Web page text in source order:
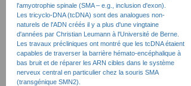
l'amyotrophie spinale (SMA – e.g., inclusion d'exon).
Les tricyclo-DNA (tcDNA) sont des analogues non-
naturels de l'ADN créés il y a plus d'une vingtaine
d'années par Christian Leumann à l'Université de Berne.
Les travaux précliniques ont montré que les tcDNA étaient
capables de traverser la barrière hémato-encéphalique à
bas bruit et de réparer les ARN cibles dans le système
nerveux central en particulier chez la souris SMA
(transgénique SMN2).